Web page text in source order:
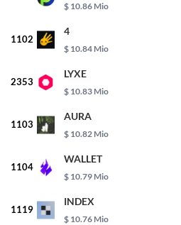
$ 10.86 Mio
1102
4
$ 10.84 Mio
2353
LYXE
$ 10.83 Mio
1103
AURA
$ 10.82 Mio
1104
WALLET
$ 10.79 Mio
1119
INDEX
$ 10.76 Mio